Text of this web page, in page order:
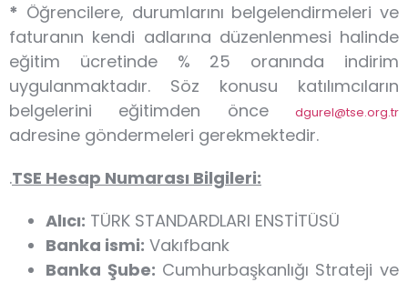
* Öğrencilere, durumlarını belgelendirmeleri ve
faturanın kendi adlarına düzenlenmesi halinde
eğitim ücretinde % 25 oranında indirim
uygulanmaktadır. Söz konusu katılımcıların
belgelerini eğitimden önce
dgurel@tse.org.tr
adresine göndermeleri gerekmektedir.
.TSE Hesap Numarası Bilgileri:
Alıcı: TÜRK STANDARDLARI ENSTİTÜSÜ
Banka ismi: Vakıfbank
Banka Şube: Cumhurbaşkanlığı Strateji ve